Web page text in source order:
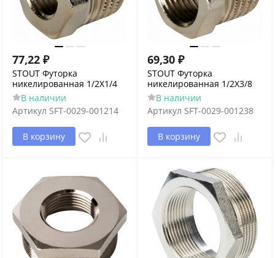
77,22 ₽
STOUT Футорка
никелированная 1/2X1/4
В наличии
Артикул SFT-0029-001214
В корзину
69,30 ₽
STOUT Футорка
никелированная 1/2X3/8
В наличии
Артикул SFT-0029-001238
В корзину